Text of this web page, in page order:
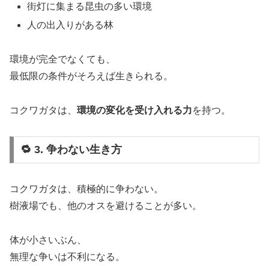
街灯に集まる昆虫の多い環境
人の出入りがある林
環境が完全でなくても、
最低限の条件がそろえば生きられる。
コクワガタは、 環境の変化を受け入れる力を持つ。
🔁 3. 争わない生き方
コクワガタは、積極的に争わない。
樹液場でも、他のオスを避けることが多い。
体が小さいぶん、
無理な争いは不利になる。